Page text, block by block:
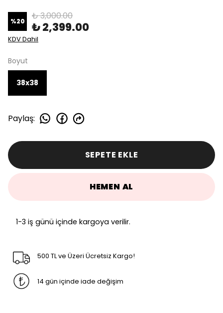
%20 ₺ 3,000.00
₺ 2,399.00
KDV Dahil
Boyut
38x38
Paylaş:
SEPETE EKLE
HEMEN AL
1-3 iş günü içinde kargoya verilir.
500 TL ve Üzeri Ücretsiz Kargo!
14 gün içinde iade değişim